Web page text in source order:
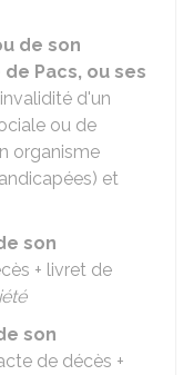
de son
Pacs, ou ses
d'un
ou de
organisme
et
son
+ livret de
son
de décès +